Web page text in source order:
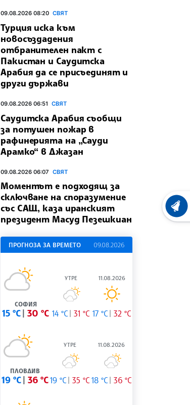
09.08.2026 08:20 СВЯТ
Турция иска към
новосъздадения
отбранителен пакт с
Пакистан и Саудитска
Арабия да се присъединят и
други държави
09.08.2026 06:51 СВЯТ
Саудитска Арабия съобщи
за потушен пожар в
рафинерията на „Сауди
Арамко“ в Джазан
09.08.2026 06:07 СВЯТ
Моментът е подходящ за
сключване на споразумение
със САЩ, каза иранският
президент Масуд Пезешкиан
ПРОГНОЗА ЗА ВРЕМЕТО 09.08.2026
СОФИЯ
15 °C 30 °C
УТРЕ
14 °C 31 °C
11.08.2026
17 °C 32 °C
ПЛОВДИВ
19 °C 36 °C
УТРЕ
19 °C 35 °C
11.08.2026
18 °C 36 °C